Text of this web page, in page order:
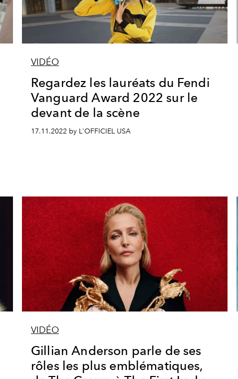
VIDÉO
Regardez les lauréats du Fendi
Vanguard Award 2022 sur le
devant de la scène
17.11.2022 by L'OFFICIEL USA
VIDÉO
Gillian Anderson parle de ses
rôles les plus emblématiques,